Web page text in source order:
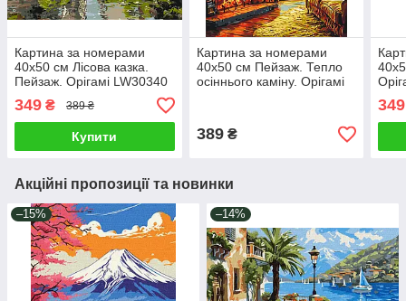
Картина за номерами
40х50 см Лісова казка.
Пейзаж. Орігамі LW30340
349 ₴ 389 ₴
Купити
Картина за номерами
40х50 см Пейзаж. Тепло
осіннього каміну. Орігамі
389₴
349
Акційні пропозиції та новинки
–15% –14%